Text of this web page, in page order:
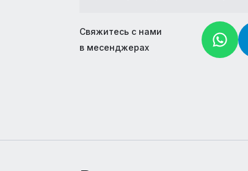
Свяжитесь с нами
в месенджерах